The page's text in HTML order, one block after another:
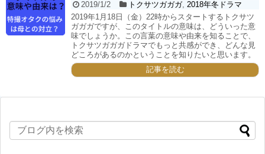
2019/1/2 トクサツガガガ, 2018年冬ドラマ
2019年1月18日（金）22時からスタートするトクサツ
ガガガですが、このタイトルの意味は、どういった意
味でしょうか。この言葉の意味や由来を知ることで、
トクサツガガガドラマでもっと共感ができ、どんな見
どころがあるのかということを知りたいと思います。
記事を読む